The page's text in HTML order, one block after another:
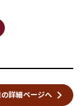
詳細ページへ keyboard_arrow_right